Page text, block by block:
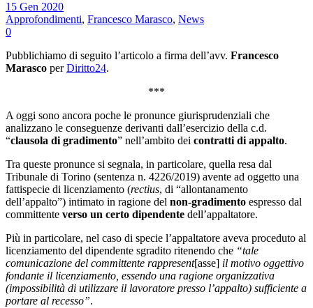
15 Gen 2020
Approfondimenti, Francesco Marasco, News
0
Pubblichiamo di seguito l’articolo a firma dell’avv. Francesco
Marasco perDiritto24.
***
A oggi sono ancora poche le pronunce giurisprudenziali che
analizzano le conseguenze derivanti dall’esercizio della c.d.
“clausola di gradimento” nell’ambito dei contratti di appalto.
Tra queste pronunce si segnala, in particolare, quella resa dal
Tribunale di Torino (sentenza n. 4226/2019) avente ad oggetto una
fattispecie di licenziamento (rectius, di “allontanamento
dell’appalto”) intimato in ragione del non-gradimento espresso dal
committente verso un certo dipendente dell’appaltatore.
Più in particolare, nel caso di specie l’appaltatore aveva proceduto al
licenziamento del dipendente sgradito ritenendo che “tale
comunicazione del committente rappresent[asse] il motivo oggettivo
fondante il licenziamento, essendo una ragione organizzativa
(impossibilità di utilizzare il lavoratore presso l’appalto) sufficiente a
portare al recesso”.